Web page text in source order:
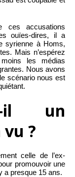
ces accusations
ouïes-dires, il a
syrienne à Homs,
Mais n’espérez
les médias
Nous avons
scénario nous est
t-il un
?
celle de l’ex-
promouvoir une
a presque 15 ans.